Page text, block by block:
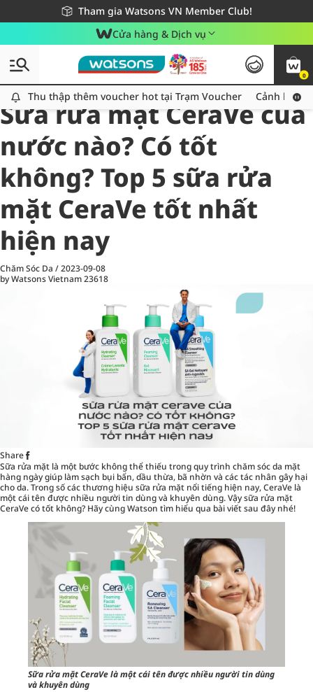
Tham gia Watsons VN Member Club!
Miễn phí giao hàng cho đơn hàng từ 249,000Đ
Giao hàng nhanh 24h - Áp dụng khu vực TP. Hồ Chí Minh
Cửa hàng & Dịch vụ
0
Thu thập thêm voucher hot tại Trạm Voucher
Thu thập thêm voucher hot tại Trạm Voucher Cảnh báo
All
Chăm Sóc Cá Nhân
Sữa rửa mặt CeraVe của
nước nào? Có tốt
không? Top 5 sữa rửa
mặt CeraVe tốt nhất
hiện nay
Chăm Sóc Da /2023-09-08
by Watsons Vietnam23618
Share
Sữa rửa mặt là một bước không thể thiếu trong quy trình chăm sóc da mặt
hàng ngày giúp làm sạch bụi bẩn, dầu thừa, bã nhờn và các tác nhân gây hại
cho da. Trong số các thương hiệu sữa rửa mặt nổi tiếng hiện nay, CeraVe là
một cái tên được nhiều người tin dùng và khuyên dùng. Vậy sữa rửa mặt
CeraVe có tốt không? Hãy cùngWatson tìm hiểu qua bài viết sau đây nhé!
Sữa rửa mặt CeraVe là một cái tên được nhiều người tin dùng
và khuyên dùng